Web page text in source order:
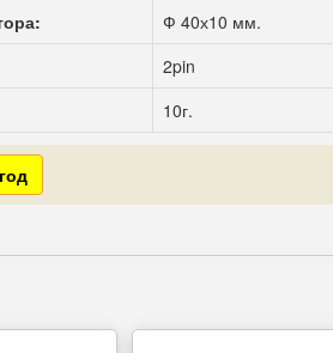
Ф 40х10 мм.
2pin
10г.